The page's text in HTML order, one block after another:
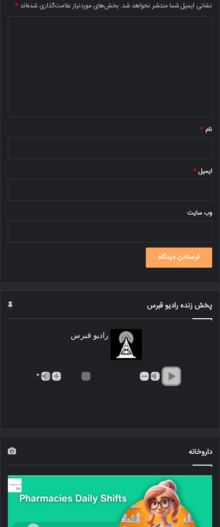
نشانی ایمیل شما منتشر نخواهد شد. بخش‌های موردنیاز علامت‌گذاری شده‌اند*
نام *
ایمیل*
وب‌ سایت
پخش زنده رادیو قبرس
رادیو قبرس
*
داروخانه